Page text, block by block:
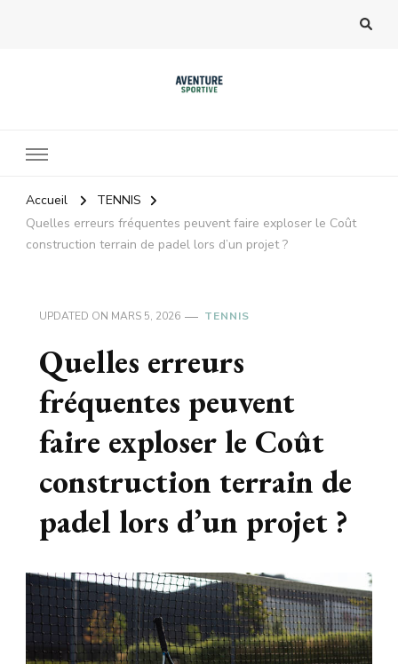
Accueil
TENNIS
Quelles erreurs fréquentes peuvent faire exploser le Coût
construction terrain de padel lors d’un projet ?
UPDATED ON MARS 5, 2026 TENNIS
Quelles erreurs
fréquentes peuvent
faire exploser le Coût
construction terrain de
padel lors d’un projet ?